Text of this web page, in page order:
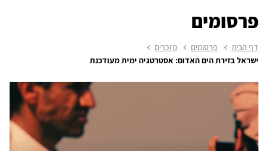
פרסומים
דף הבית פרסומים
מזכרים
ישראל בזירת הים האדום: אסטרטגיה ימית מעודכנת